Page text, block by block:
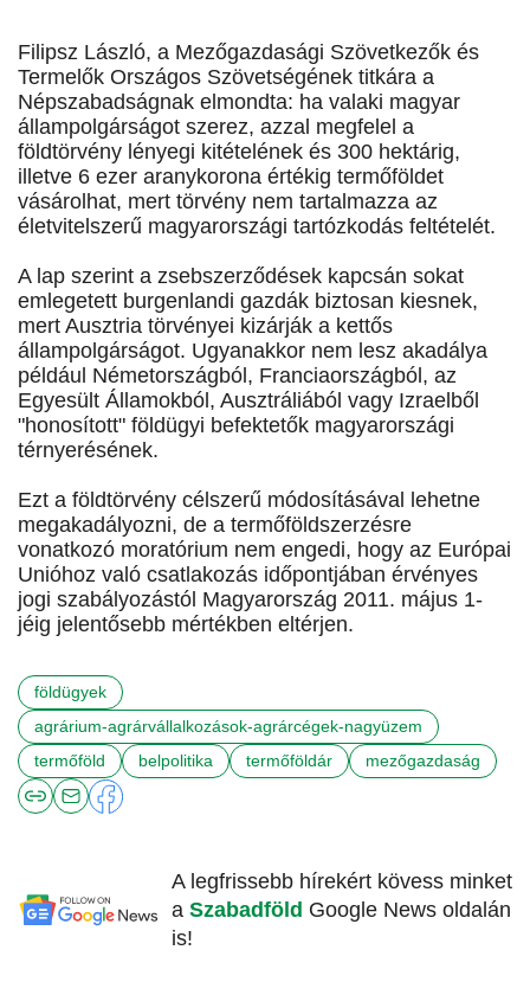
Filipsz László, a Mezőgazdasági Szövetkezők és
Termelők Országos Szövetségének titkára a
Népszabadságnak elmondta: ha valaki magyar
állampolgárságot szerez, azzal megfelel a
földtörvény lényegi kitételének és 300 hektárig,
illetve 6 ezer aranykorona értékig termőföldet
vásárolhat, mert törvény nem tartalmazza az
életvitelszerű magyarországi tartózkodás feltételét.
A lap szerint a zsebszerződések kapcsán sokat
emlegetett burgenlandi gazdák biztosan kiesnek,
mert Ausztria törvényei kizárják a kettős
állampolgárságot. Ugyanakkor nem lesz akadálya
például Németországból, Franciaországból, az
Egyesült Államokból, Ausztráliából vagy Izraelből
"honosított" földügyi befektetők magyarországi
térnyerésének.
Ezt a földtörvény célszerű módosításával lehetne
megakadályozni, de a termőföldszerzésre
vonatkozó moratórium nem engedi, hogy az Európai
Unióhoz való csatlakozás időpontjában érvényes
jogi szabályozástól Magyarország 2011. május 1-
jéig jelentősebb mértékben eltérjen.
földügyek
agrárium-agrárvállalkozások-agrárcégek-nagyüzem
termőföld
belpolitika termőföldár mezőgazdaság
A legfrissebb hírekért kövess minket
a Szabadföld Google News oldalán
is!